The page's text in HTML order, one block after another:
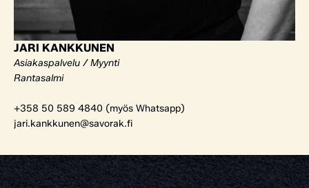
JARI KANKKUNEN
Asiakaspalvelu / Myynti
Rantasalmi
+358 50 589 4840 (myös Whatsapp)
jari.kankkunen@savorak.fi